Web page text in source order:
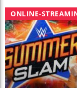
ONLINE-